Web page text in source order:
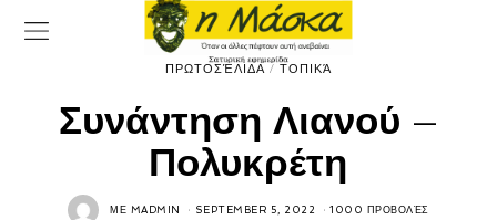
ΠΡΩΤΟΣΈΛΙΔΑ / ΤΟΠΙΚΆ
Συνάντηση Λιανού –
Πολυκρέτη
ΜΕ MADMIN SEPTEMBER 5, 2022 1000 ΠΡΟΒΟΛΈΣ